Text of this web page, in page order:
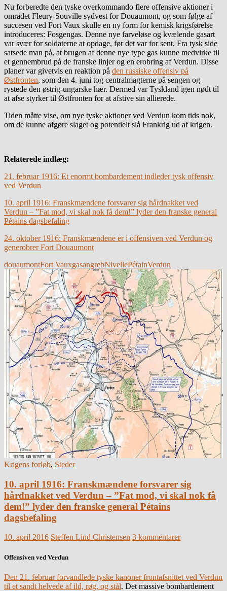
Nu forberedte den tyske overkommando flere offensive aktioner i
området Fleury-Souville sydvest for Douaumont, og som følge af
succesen ved Fort Vaux skulle en ny form for kemisk krigsførelse
introduceres: Fosgengas. Denne nye farveløse og kvælende gasart
var svær for soldaterne at opdage, før det var for sent. Fra tysk side
satsede man på, at brugen af denne nye type gas kunne medvirke til
et gennembrud på de franske linjer og en erobring af Verdun. Disse
planer var givetvis en reaktion på den russiske offensiv på
Østfronten, som den 4. juni tog centralmagterne på sengen og
rystede den østrig-ungarske hær. Dermed var Tyskland igen nødt til
at afse styrker til Østfronten for at afstive sin allierede.
Tiden måtte vise, om nye tyske aktioner ved Verdun kom tids nok,
om de kunne afgøre slaget og potentielt slå Frankrig ud af krigen.
Relaterede indlæg:
21. februar 1916: Et enormt bombardement indleder tysk offensiv
ved Verdun
10. april 1916: Franskmændene forsvarer sig hårdnakket ved
Verdun – ”Fat mod, vi skal nok få dem!” lyder den franske general
Pétains dagsbefaling
24. oktober 1916: Franskmændene er i offensiven ved Verdun og
generobrer Fort Douaumont
douaumontFort VauxgasangrebNivellePétainVerdun
Krigens forløb, Steder
10. april 1916: Franskmændene forsvarer sig
hårdnakket ved Verdun – ”Fat mod, vi skal nok få
dem!” lyder den franske general Pétains
dagsbefaling
10. april 2016 Steffen Lind Christensen 3 kommentarer
Offensiven ved Verdun
Den 21. februar forvandlede tyske kanoner frontafsnittet ved Verdun
til et sandt helvede af ild, røg, og stål. Det massive bombardement